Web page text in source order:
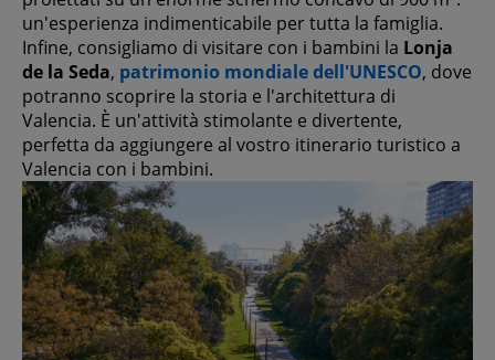
un'esperienza indimenticabile per tutta la famiglia.
Infine, consigliamo di visitare con i bambini la Lonja
de la Seda, patrimonio mondiale dell'UNESCO, dove
potranno scoprire la storia e l'architettura di
Valencia. È un'attività stimolante e divertente,
perfetta da aggiungere al vostro itinerario turistico a
Valencia con i bambini.